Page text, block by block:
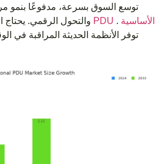
PDU الأساسية .
توفر الأنظمة الحديثة المراقبة في